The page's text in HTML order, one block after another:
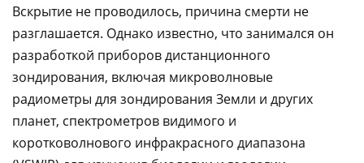
Вскрытие не проводилось, причина смерти не
разглашается. Однако известно, что занимался он
разработкой приборов дистанционного
зондирования, включая микроволновые
радиометры для зондирования Земли и других
планет, спектрометров видимого и
коротковолнового инфракрасного диапазона